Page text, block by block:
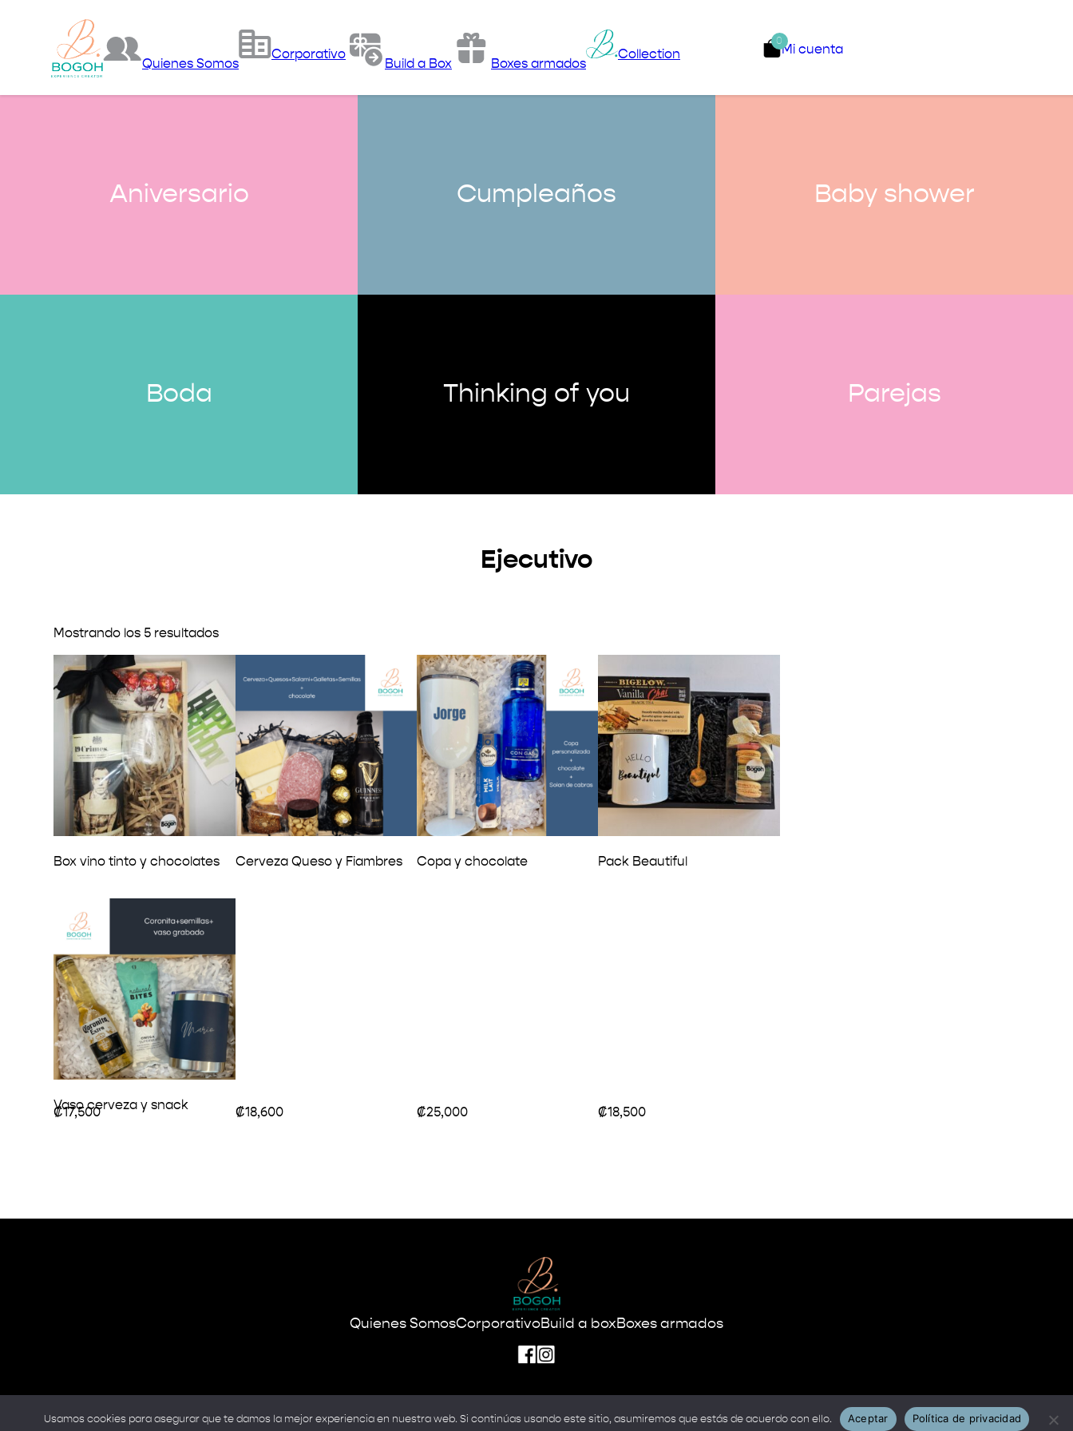
Quienes Somos
Corporativo
Build a Box Boxes armados
Collection
0
Mi cuenta
Aniversario Cumpleaños Baby shower
Boda Thinking of you Parejas
Ejecutivo
Mostrando los 5 resultados
Box vino tinto y chocolates
₡17,500
Cerveza Queso y Fiambres
₡18,600
Copa y chocolate
₡25,000
Pack Beautiful
₡18,500
Vaso cerveza y snack
Quienes SomosCorporativoBuild a boxBoxes armados
Copyright © 2022 Diseñado y Desarrollado porBamboo Tech Studio
Usamos cookies para asegurar que te damos la mejor experiencia en nuestra web. Si continúas usando este sitio, asumiremos que estás de acuerdo con ello. Aceptar Política de privacidad